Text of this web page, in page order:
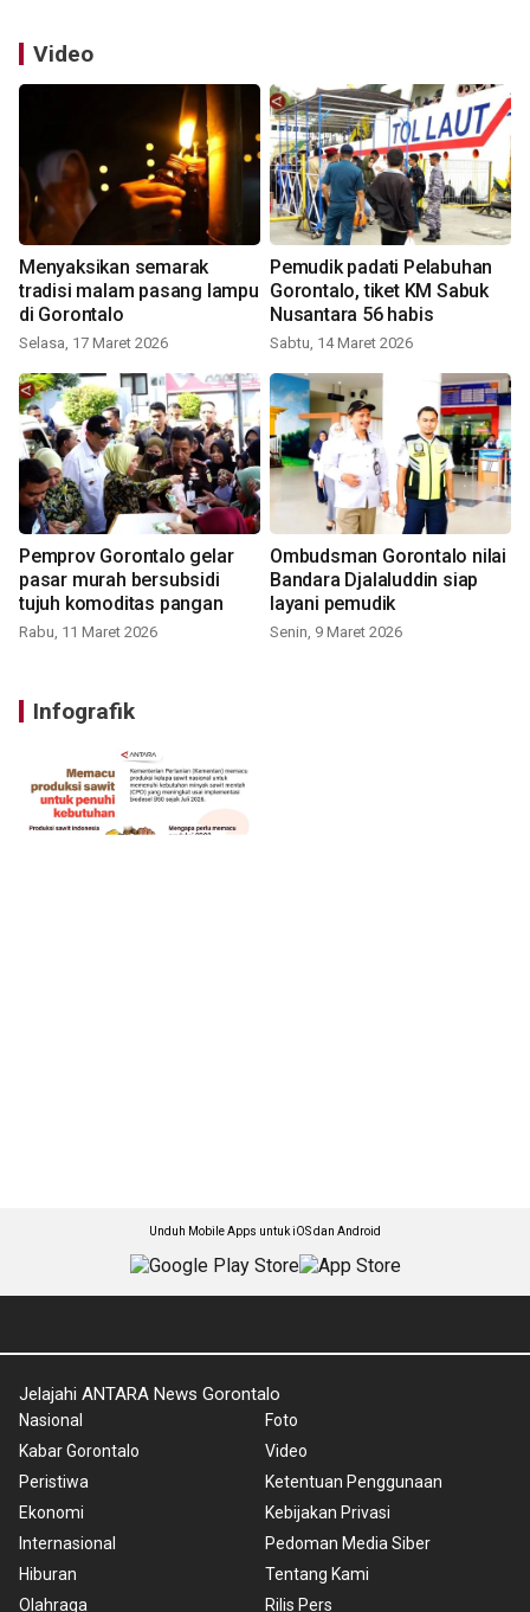
Video
Menyaksikan semarak
tradisi malam pasang lampu
di Gorontalo
Selasa, 17 Maret 2026
Pemudik padati Pelabuhan
Gorontalo, tiket KM Sabuk
Nusantara 56 habis
Sabtu, 14 Maret 2026
Pemprov Gorontalo gelar
pasar murah bersubsidi
tujuh komoditas pangan
Rabu, 11 Maret 2026
Ombudsman Gorontalo nilai
Bandara Djalaluddin siap
layani pemudik
Senin, 9 Maret 2026
Infografik
Unduh Mobile Apps untuk iOS dan Android
Jelajahi ANTARA News Gorontalo
Nasional
Kabar Gorontalo
Peristiwa
Ekonomi
Internasional
Hiburan
Olahraga
Foto
Video
Ketentuan Penggunaan
Kebijakan Privasi
Pedoman Media Siber
Tentang Kami
Rilis Pers